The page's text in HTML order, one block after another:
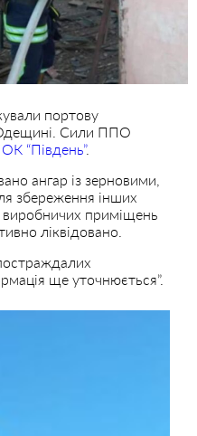
портову
Сили ППО
ОК “Південь”.
ангар із зерновими,
збереження інших
виробничих приміщень
ліквідовано.
ще уточнюється”.